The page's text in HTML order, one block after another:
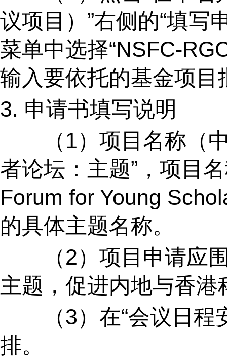
议项目）”右侧的“填写
菜单中选择“NSFC-
输入要依托的基金项
3. 申请书填写说明
（1）项目名称（
者论坛：主题”，项目
Forum for Young
的具体主题名称。
（2）项目申请应
主题，促进内地与香港
（3）在“会议日
排。